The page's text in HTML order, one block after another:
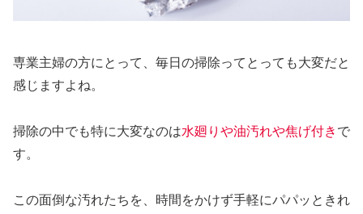
専業主婦の方にとって、毎日の掃除ってとっても大変だと
感じますよね。
掃除の中でも特に大変なのは水廻りや油汚れや焦げ付き で
す。
この面倒な汚れたちを、時間をかけず手軽にパパッときれ